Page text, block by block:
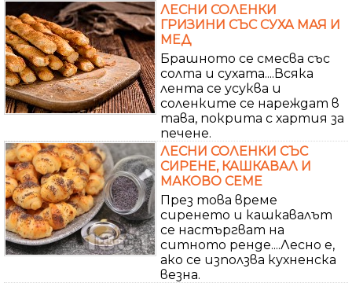
ЛЕСНИ СОЛЕНКИ
ГРИЗИНИ СЪС СУХА МАЯ И
МЕД
Брашното се смесва със
солта и сухата....Всяка
лента се усуква и
соленките се нареждат в
тава, покрита с хартия за
печене.
ЛЕСНИ СОЛЕНКИ СЪС
СИРЕНЕ, КАШКАВАЛ И
МАКОВО СЕМЕ
През това време
сиренето и кашкавалът
се настъргват на
ситното ренде....Лесно е,
ако се използва кухненска
везна.